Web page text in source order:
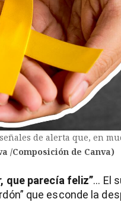
de alerta que, en
/Composición de Canva)
que parecía feliz”… El
que esconde la